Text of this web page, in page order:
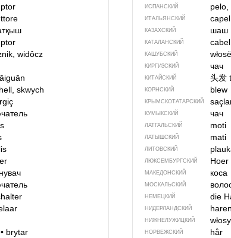
widôcz
skwych
•brytar
ИСПАНСКИЙ pelo,
ИТАЛЬЯНСКИЙ
КАЗАХСКИЙ шаш
КАТАЛАНСКИЙ
КАШУБСКИЙ włosë
КИРГИЗСКИЙ чач
КИТАЙСКИЙ 头发
КОРНСКИЙ blew
КРЫМСКО­ТАТАРСКИЙ
КУМЫКСКИЙ чач
ЛАТГАЛЬСКИЙ moti
ЛАТЫШСКИЙ mati
ЛИТОВСКИЙ
ЛЮКСЕМБУРГСКИЙ Hoer
МАКЕДОНСКИЙ коса
МОСКАЛЬСКИЙ
НЕМЕЦКИЙ die
НИДЕРЛАНДСКИЙ haren
НИЖНЕЛУЖИЦКИЙ włosy
НОРВЕЖСКИЙ hår